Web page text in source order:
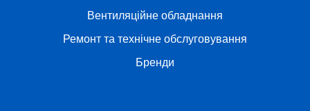
Вентиляційне обладнання
Ремонт та технічне обслуговування
Бренди